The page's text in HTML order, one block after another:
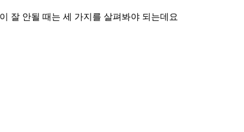
잘 안될 때는 세 가지를 살펴봐야 되는데요